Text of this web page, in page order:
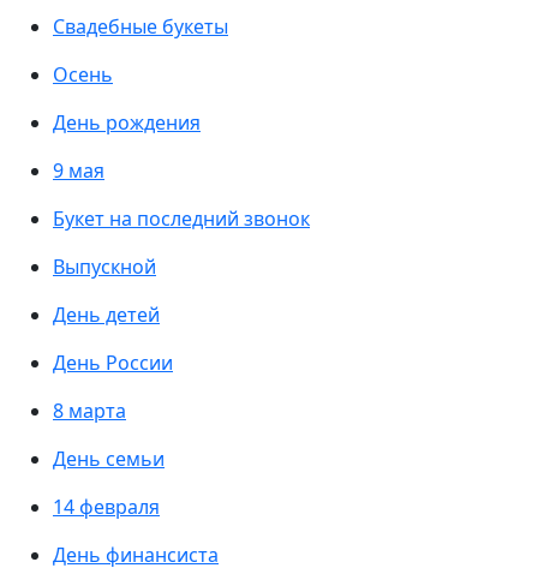
Свадебные букеты
Осень
День рождения
9 мая
Букет на последний звонок
Выпускной
День детей
День России
8 марта
День семьи
14 февраля
День финансиста